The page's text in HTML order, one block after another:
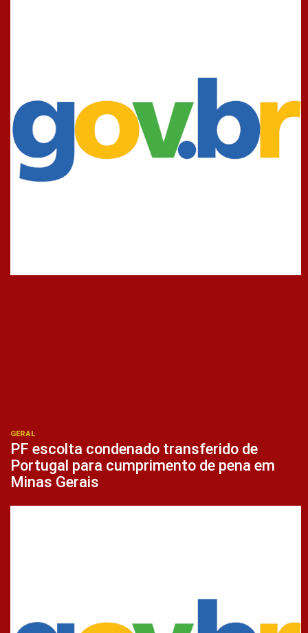
GERAL
PF escolta condenado transferido de
Portugal para cumprimento de pena em
Minas Gerais